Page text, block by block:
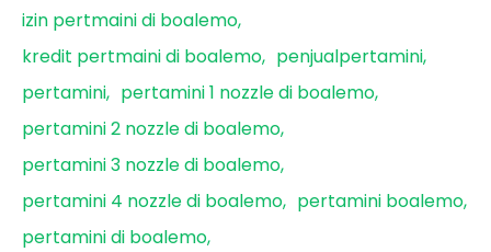
izin pertmaini di boalemo
kredit pertmaini di boalemo
penjualpertamini
pertamini
pertamini 1 nozzle di boalemo
pertamini 2 nozzle di boalemo
pertamini 3 nozzle di boalemo
pertamini 4 nozzle di boalemo
pertamini boalemo
pertamini di boalemo